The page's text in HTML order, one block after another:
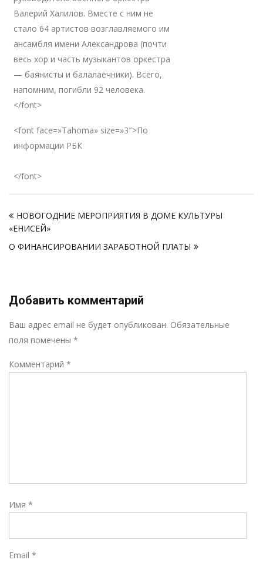
Валерий Халилов. Вместе с ним не
стало 64 артистов возглавляемого им
ансамбля имени Александрова (почти
весь хор и часть музыкантов оркестра
— баянисты и балалаечники). Всего,
напомним, погибли 92 человека.
</font>
<font face=»Tahoma» size=»3″>По
информации РБК
</font>
по
записям
НОВОГОДНИЕ МЕРОПРИЯТИЯ В ДОМЕ КУЛЬТУРЫ
«ЕНИСЕЙ»
О ФИНАНСИРОВАНИИ ЗАРАБОТНОЙ ПЛАТЫ
Добавить комментарий
Ваш адрес email не будет опубликован. Обязательные
поля помечены *
Комментарий *
Имя *
Email *